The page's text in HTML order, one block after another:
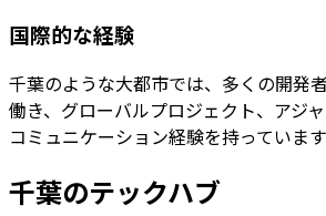
国際的な経験
千葉のような大都市では、多くの開発
働き、グローバルプロジェクト、アジ
コミュニケーション経験を持っています
千葉のテックハブ